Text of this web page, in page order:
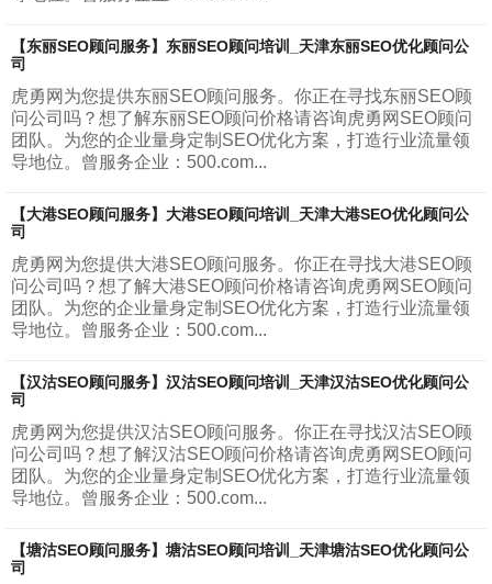
【东丽SEO顾问服务】东丽SEO顾问培训_天津东丽SEO优化顾问公
司
虎勇网为您提供东丽SEO顾问服务。你正在寻找东丽SEO顾
问公司吗？想了解东丽SEO顾问价格请咨询虎勇网SEO顾问
团队。为您的企业量身定制SEO优化方案，打造行业流量领
导地位。曾服务企业：500.com...
【大港SEO顾问服务】大港SEO顾问培训_天津大港SEO优化顾问公
司
虎勇网为您提供大港SEO顾问服务。你正在寻找大港SEO顾
问公司吗？想了解大港SEO顾问价格请咨询虎勇网SEO顾问
团队。为您的企业量身定制SEO优化方案，打造行业流量领
导地位。曾服务企业：500.com...
【汉沽SEO顾问服务】汉沽SEO顾问培训_天津汉沽SEO优化顾问公
司
虎勇网为您提供汉沽SEO顾问服务。你正在寻找汉沽SEO顾
问公司吗？想了解汉沽SEO顾问价格请咨询虎勇网SEO顾问
团队。为您的企业量身定制SEO优化方案，打造行业流量领
导地位。曾服务企业：500.com...
【塘沽SEO顾问服务】塘沽SEO顾问培训_天津塘沽SEO优化顾问公
司